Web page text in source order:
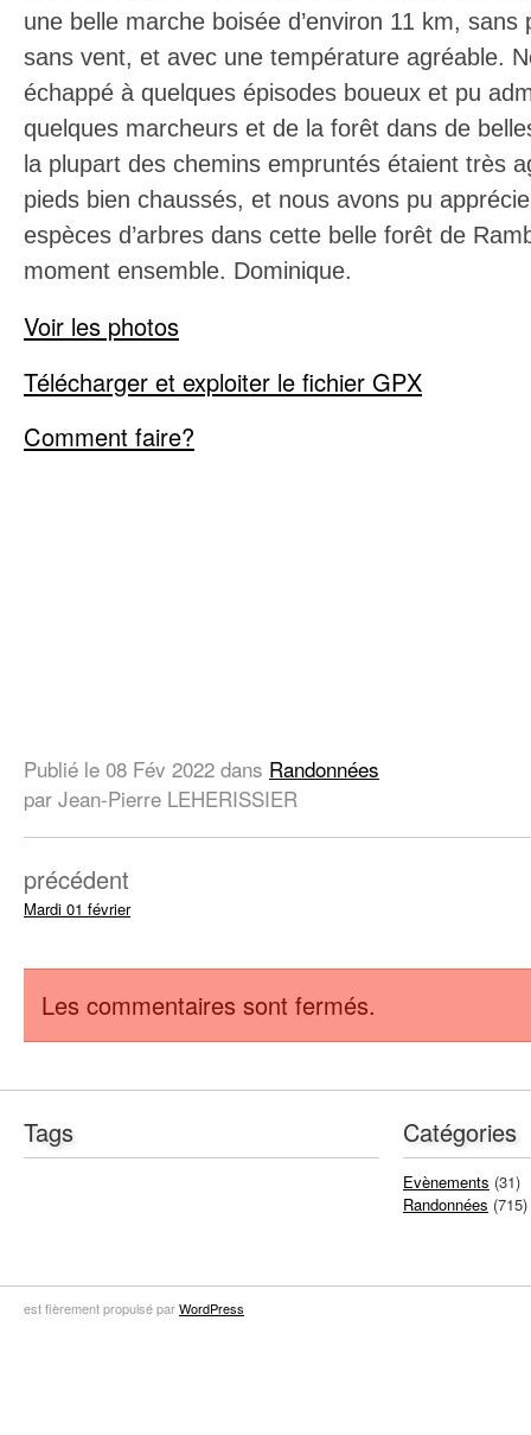
une belle marche boisée d’environ 11 km, sans
sans vent, et avec une température agréable.
échappé à quelques épisodes boueux et pu
quelques marcheurs et de la forêt dans de
la plupart des chemins empruntés étaient très
pieds bien chaussés, et nous avons pu
espèces d’arbres dans cette belle forêt de
moment ensemble. Dominique.
Voir les photos
Télécharger et exploiter le fichier GPX
Comment faire?
Publié le 08 Fév 2022 dans Randonnées
par Jean-Pierre LEHERISSIER
précédent
Mardi 01 février
Les commentaires sont fermés.
Tags Catégories
Evènements (31)
Randonnées (715)
est fièrement propulsé parWordPress